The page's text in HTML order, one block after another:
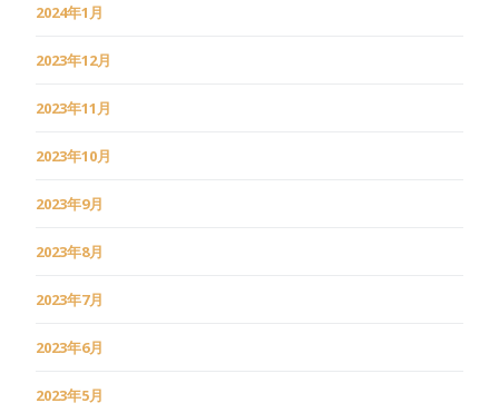
2024年1月
2023年12月
2023年11月
2023年10月
2023年9月
2023年8月
2023年7月
2023年6月
2023年5月